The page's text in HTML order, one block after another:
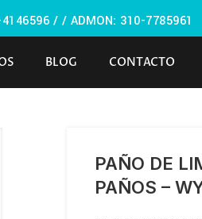
/ / ADMON: 310-7785961
BLOG CONTACTO
PAÑO DE
PAÑOS –
home! 25% discount on all medicines